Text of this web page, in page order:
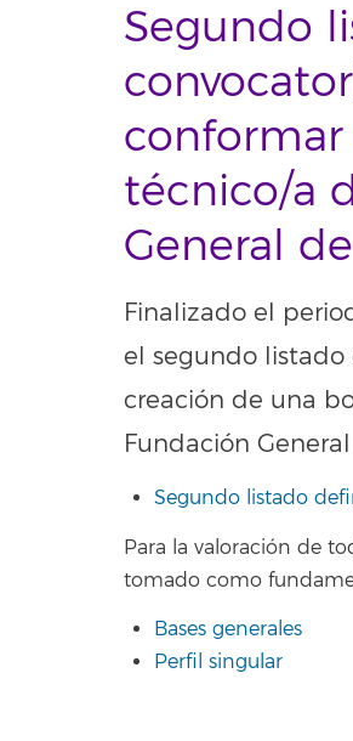
Segundo
técnico/a
General
Finalizado el
el segundo
creación de una
Fundación
Segundo listado
Para la valoración de
tomado como
Bases generales
Perfil singular